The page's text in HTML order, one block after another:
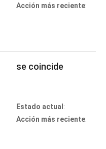
Acción más reciente:
se coincide
Estado actual :
Acción más reciente: